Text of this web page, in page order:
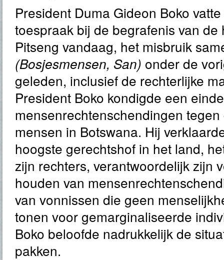
President Duma Gideon Boko
toespraak bij de begrafenis van
Pitseng vandaag, het misbruik
(Bosjesmensen, San) onder de
geleden, inclusief de rechterlijke
President Boko kondigde een
mensenrechtenschendingen
mensen in Botswana. Hij
hoogste gerechtshof in het land,
zijn rechters, verantwoordelijk zijn
houden van
van vonnissen die geen
tonen voor gemarginaliseerde
Boko beloofde nadrukkelijk de
pakken.